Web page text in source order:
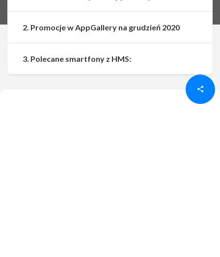
Udostępnij
2. Promocje w AppGallery na grudzień 2020
3. Polecane smartfony z HMS: